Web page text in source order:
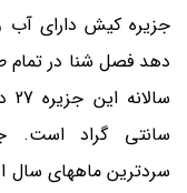
جزیره کیش دارای
دهد فصل شنا در تمام
سانتی گراد است.